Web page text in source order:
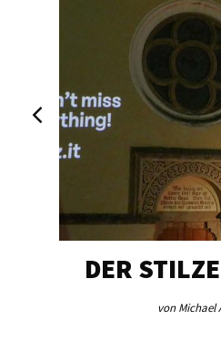
DER
von Michael